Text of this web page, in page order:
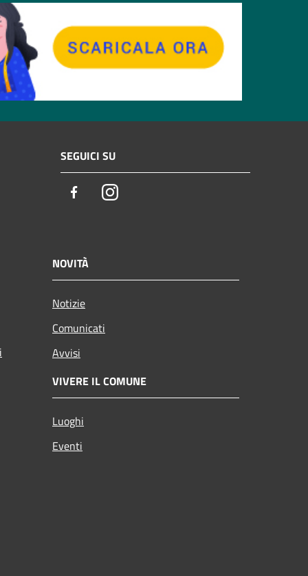
SEGUICI SU
FacebookInstagram
NOVITÀ
Notizie
Comunicati
Avvisi
VIVERE IL COMUNE
Luoghi
Eventi